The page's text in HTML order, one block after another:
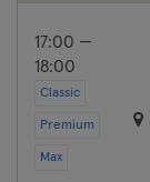
17:00 —
18:00
Classic
Premium
Max